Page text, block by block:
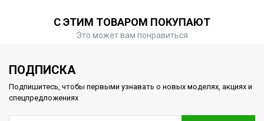
С ЭТИМ ТОВАРОМ ПОКУПАЮТ
Это может вам понравиться
ПОДПИСКА
Подпишитесь, чтобы первыми узнавать о новых моделях, акциях и
спецпредложениях